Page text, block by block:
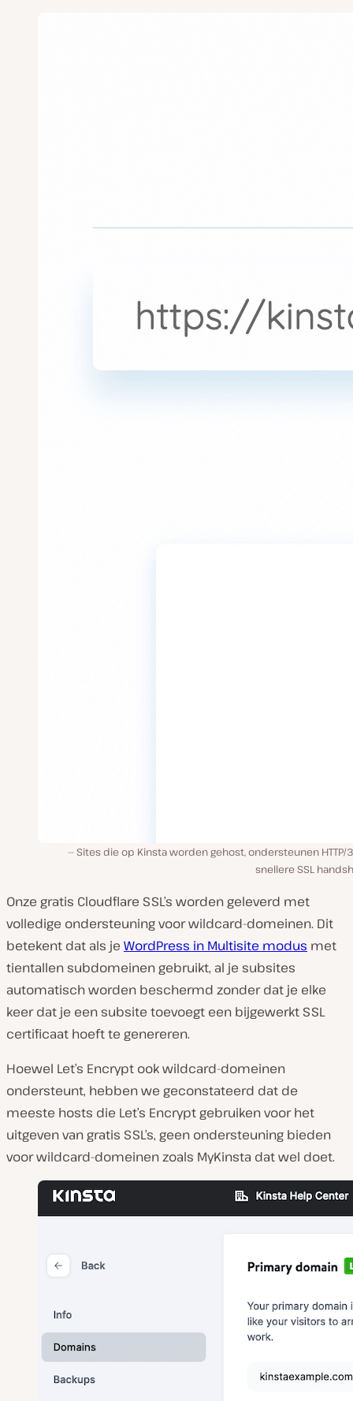
Sites die op Kinsta worden gehost, ondersteunen HTTP/
snellere SSL
Onze gratis Cloudflare SSL’s worden geleverd met
volledige ondersteuning voor wildcard-domeinen. Dit
betekent dat als je WordPress in Multisite modus met
tientallen subdomeinen gebruikt, al je subsites
automatisch worden beschermd zonder dat je elke
keer dat je een subsite toevoegt een bijgewerkt SSL
certificaat hoeft te genereren.
Hoewel Let’s Encrypt ook wildcard-domeinen
ondersteunt, hebben we geconstateerd dat de
meeste hosts die Let’s Encrypt gebruiken voor het
uitgeven van gratis SSL’s, geen ondersteuning bieden
voor wildcard-domeinen zoals MyKinsta dat wel doet.